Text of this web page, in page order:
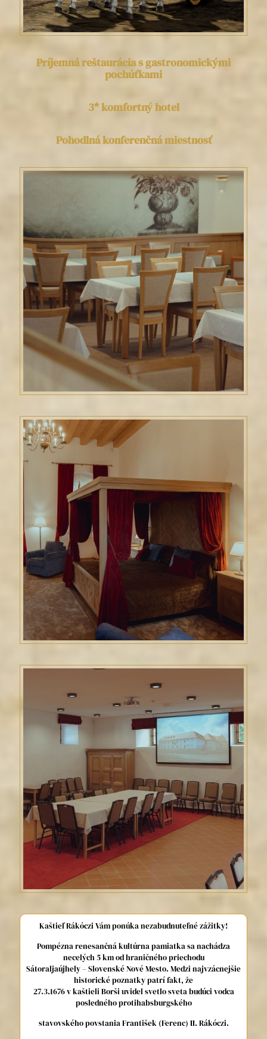
Príjemná reštaurácia s gastronomickými
pochúťkami
3* komfortný hotel
Pohodlná konferenčná miestnosť
Kaštieľ Rákóczi Vám ponúka nezabudnuteľné zážitky!
Pompézna renesančná kultúrna pamiatka sa nachádza
necelých 5 km od hraničného priechodu
Sátoraljaújhely – Slovenské Nové Mesto. Medzi najvzácnejšie
historické poznatky patrí fakt, že
27.3.1676 v kaštieli Borši uvidel svetlo sveta budúci vodca
posledného protihabsburgského
stavovského povstania František (Ferenc) II. Rákóczi.